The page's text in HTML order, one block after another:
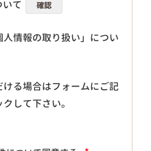
いて 確認
人情報の取り扱い」につい
る場合はフォームにご記
して下さい。